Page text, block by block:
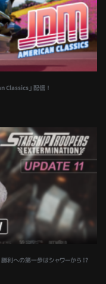
Classics」配信！
利への第一歩はシャワーから !?